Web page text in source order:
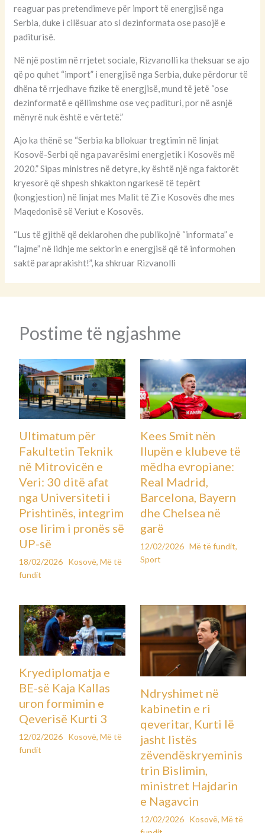
reaguar pas pretendimeve për import të energjisë nga
Serbia, duke i cilësuar ato si dezinformata ose pasojë e
paditurisë.
Në një postim në rrjetet sociale, Rizvanolli ka theksuar se ajo
që po quhet “import” i energjisë nga Serbia, duke përdorur të
dhëna të rrjedhave fizike të energjisë, mund të jetë “ose
dezinformatë e qëllimshme ose veç padituri, por në asnjë
mënyrë nuk është e vërtetë.”
Ajo ka thënë se “Serbia ka bllokuar tregtimin në linjat
Kosovë-Serbi që nga pavarësimi energjetik i Kosovës më
2020.” Sipas ministres në detyre, ky është një nga faktorët
kryesorë që shpesh shkakton ngarkesë të tepërt
(kongjestion) në linjat mes Malit të Zi e Kosovës dhe mes
Maqedonisë së Veriut e Kosovës.
“Lus të gjithë që deklarohen dhe publikojnë “informata” e
“lajme” në lidhje me sektorin e energjisë që të informohen
saktë paraprakisht!”, ka shkruar Rizvanolli
Postime të ngjashme
Ultimatum për
Fakultetin Teknik
në Mitrovicën e
Veri: 30 ditë afat
nga Universiteti i
Prishtinës, integrim
ose lirim i pronës së
UP-së
18/02/2026 Kosovë,Më të
fundit
Kees Smit nën
llupën e klubeve të
mëdha evropiane:
Real Madrid,
Barcelona, Bayern
dhe Chelsea në
garë
12/02/2026 Më të fundit,
Sport
Kryediplomatja e
BE-së Kaja Kallas
uron formimin e
Qeverisë Kurti 3
12/02/2026 Kosovë,Më të
fundit
Ndryshimet në
kabinetin e ri
qeveritar, Kurti lë
jasht listës
zëvendëskryeminis
trin Bislimin,
ministret Hajdarin
e Nagavcin
12/02/2026 Kosovë, Më të